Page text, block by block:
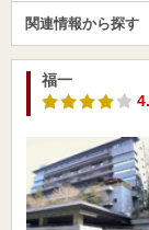
関連情報から探す
福一